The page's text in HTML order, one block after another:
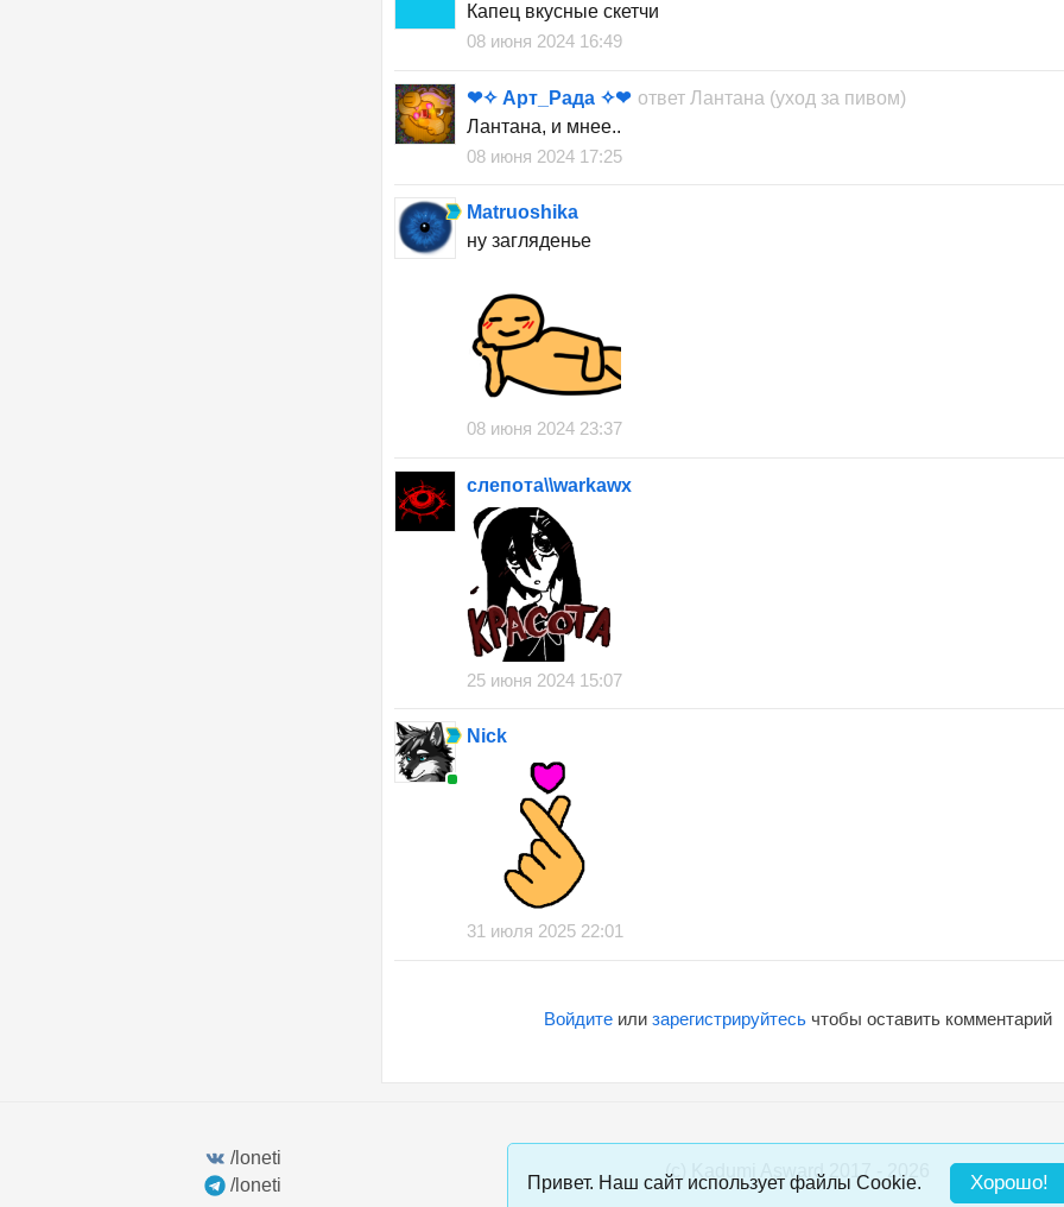
Капец вкусные скетчи
08 июня 2024 16:49
❤✧ Арт_Рада ✧❤ ответ Лантана (уход за пивом)
Лантана, и мнее..
08 июня 2024 17:25
Matruoshika
ну загляденье
08 июня 2024 23:37
слепота\\warkawx
25 июня 2024 15:07
Nick
31 июля 2025 22:01
Войдите или зарегистрируйтесь чтобы оставить комментарий
/loneti
/loneti
(c) Kadumi Asward 2017 - 2026
Привет. Наш сайт использует файлы Cookie. Хорошо!